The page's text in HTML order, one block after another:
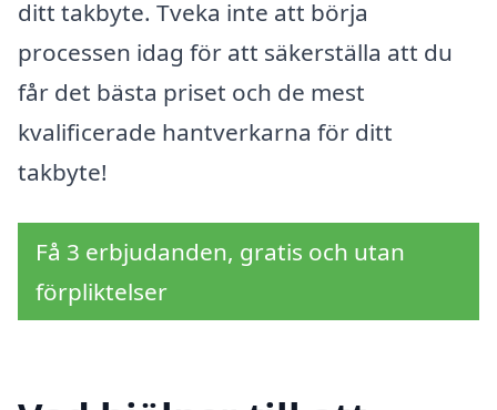
ditt takbyte. Tveka inte att börja
processen idag för att säkerställa att du
får det bästa priset och de mest
kvalificerade hantverkarna för ditt
takbyte!
Få 3 erbjudanden, gratis och utan
förpliktelser